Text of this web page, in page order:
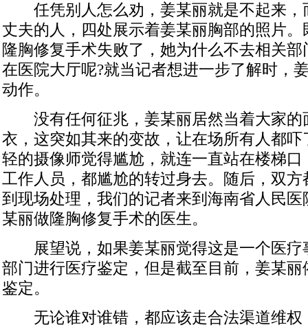
任凭别人怎么劝，姜某丽就是不起来，
丈夫的人，四处展示着姜某丽胸部的照片
隆胸修复手术失败了，她为什么不去相关
在医院大厅呢?就当记者想进一步了解时，
动作。
没有任何征兆，姜某丽居然当着大家的
衣，这突如其来的变故，让在场所有人都
轻的摄像师觉得尴尬，就连一直站在楼梯
工作人员，都尴尬的转过身去。随后，双
到现场处理，我们的记者来到海南省人民
某丽做隆胸修复手术的医生。
展望说，如果姜某丽觉得这是一个医疗
部门进行医疗鉴定，但是截至目前，姜某
鉴定。
无论谁对谁错，都应该走合法渠道维权